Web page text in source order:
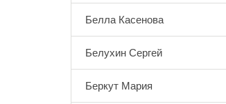
Белла Касенова
Белухин Сергей
Беркут Мария